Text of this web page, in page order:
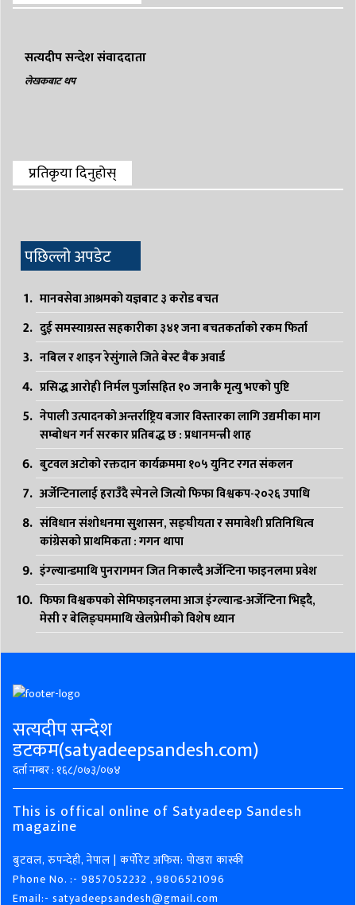
सत्यदीप सन्देश संवाददाता
लेखकबाट थप
प्रतिकृया दिनुहोस्
पछिल्लो अपडेट
मानवसेवा आश्रमको यज्ञबाट ३ करोड बचत
दुई समस्याग्रस्त सहकारीका ३४१ जना बचतकर्ताको रकम फिर्ता
नबिल र शाइन रेसुंगाले जिते बेस्ट बैंक अवार्ड
प्रसिद्ध आरोही निर्मल पुर्जासहित १० जनाकै मृत्यु भएको पुष्टि
नेपाली उत्पादनको अन्तर्राष्ट्रिय बजार विस्तारका लागि उद्यमीका माग
सम्बोधन गर्न सरकार प्रतिबद्ध छ : प्रधानमन्त्री शाह
बुटवल अटोको रक्तदान कार्यक्रममा १०५ युनिट रगत संकलन
अर्जेन्टिनालाई हराउँदै स्पेनले जित्यो फिफा विश्वकप-२०२६ उपाधि
संविधान संशोधनमा सुशासन, सङ्घीयता र समावेशी प्रतिनिधित्व
कांग्रेसको प्राथमिकता : गगन थापा
इंग्ल्यान्डमाथि पुनरागमन जित निकाल्दै अर्जेन्टिना फाइनलमा प्रवेश
फिफा विश्वकपको सेमिफाइनलमा आज इंग्ल्यान्ड-अर्जेन्टिना भिड्दै,
मेसी र बेलिङ्घममाथि खेलप्रेमीको विशेष ध्यान
सत्यदीप सन्देश
डटकम(satyadeepsandesh.com)
दर्ता नम्बर : १६८/०७३/०७४
This is offical online of Satyadeep Sandesh
magazine
बुटवल, रुपन्देही, नेपाल | कर्पोरेट अफिस: पोखरा कास्की
Phone No. :- 9857052232 , 9806521096
Email:- satyadeepsandesh@gmail.com